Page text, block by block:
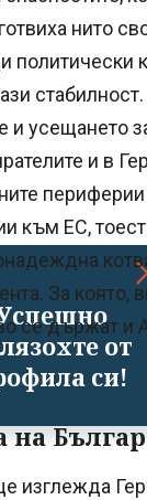
от
си!
нито
политически
и усещането
и в
към ЕС,
За която,
се държат и
на
изглежда